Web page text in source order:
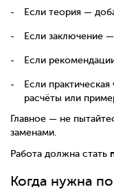
Если теория —
Если заключение
Если
Если
расчёты или
Главное — не
заменами.
Работа должна стать
Когда нужна